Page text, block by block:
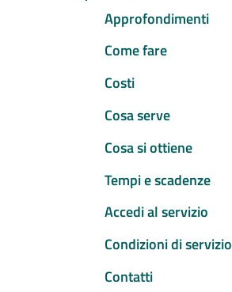
Approfondimenti
Come fare
Costi
Cosa serve
Cosa si ottiene
Tempi e scadenze
Accedi al servizio
Condizioni di servizio
Contatti